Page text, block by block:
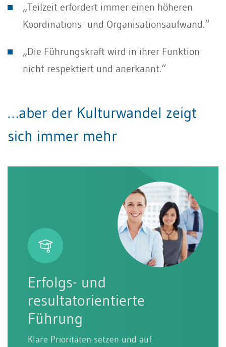
„Teilzeit erfordert immer einen höheren
Koordinations- und Organisationsaufwand.“
„Die Führungskraft wird in ihrer Funktion
nicht respektiert und anerkannt.“
…aber der Kulturwandel zeigt
sich immer mehr
Erfolgs- und
resultatorientierte
Führung
Klare Prioritäten setzen und auf